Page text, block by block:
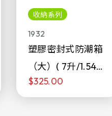
收納系列
1932
塑膠密封式防潮箱
（大）( 7升/1.54加
侖)
$325.00